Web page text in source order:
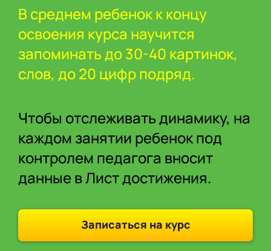
В среднем ребенок к концу
освоения курса научится
запоминать до 30-40 картинок,
слов, до 20 цифр подряд.
Чтобы отслеживать динамику, на
каждом занятии ребенок под
контролем педагога вносит
данные в Лист достижения.
Записаться на курс